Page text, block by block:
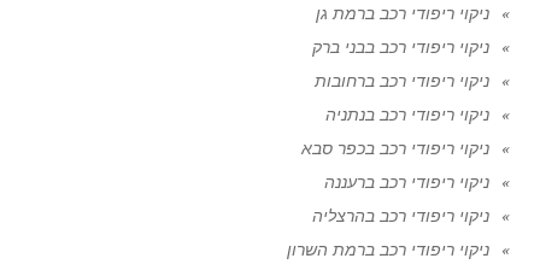
ניקוי ריפודי רכב ברמת גן
ניקוי ריפודי רכב בבני ברק
ניקוי ריפודי רכב ברחובות
ניקוי ריפודי רכב בנתניה
ניקוי ריפודי רכב בכפר סבא
ניקוי ריפודי רכב ברעננה
ניקוי ריפודי רכב בהרצליה
ניקוי ריפודי רכב ברמת השרון